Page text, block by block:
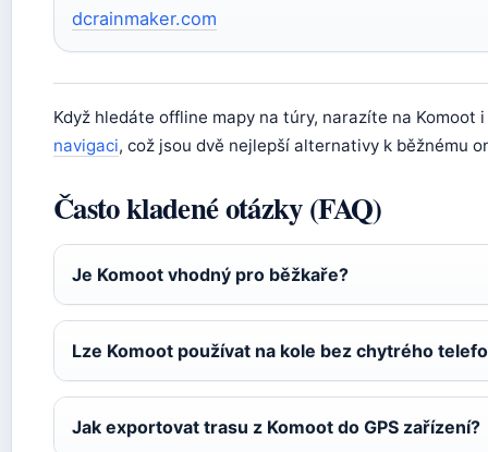
dcrainmaker.com
Když hledáte offline mapy na túry, narazíte na Komoot
navigaci, což jsou dvě nejlepší alternativy k běžnému
Často kladené otázky (FAQ)
Je Komoot vhodný pro běžkaře?
Lze Komoot používat na kole bez chytrého
Jak exportovat trasu z Komoot do GPS zařízení?